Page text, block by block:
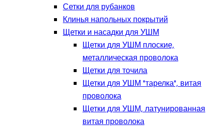
Сетки для рубанков
Клинья напольных покрытий
Щетки и насадки для УШМ
Щетки для УШМ плоские,
металлическая проволока
Щетки для точила
Щетки для УШМ "тарелка", витая
проволока
Щетки для УШМ, латунированная
витая проволока